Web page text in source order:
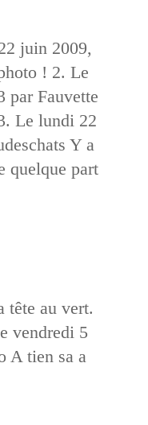
juin 2009,
! 2. Le
par Fauvette
Le lundi 22
Y a
quelque part
tête au vert.
vendredi 5
A tien sa a